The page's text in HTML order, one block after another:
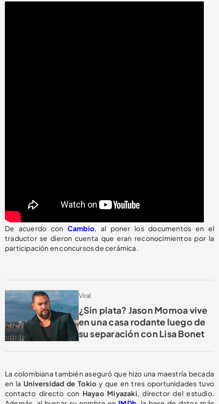
De acuerdo con Cambio, al poner los documentos en el
traductor se dieron cuenta que eran reconocimientos por la
participación en concursos de cerámica.
Viral
¿Sin plata? Jason Momoa vive
en una casa rodante luego de
su separación con Lisa Bonet
La colombiana también aseguró que hizo una maestría becada
en la Universidad de Tokio y que en tres oportunidades tuvo
contacto directo con Hayao Miyazaki, director del estudio.